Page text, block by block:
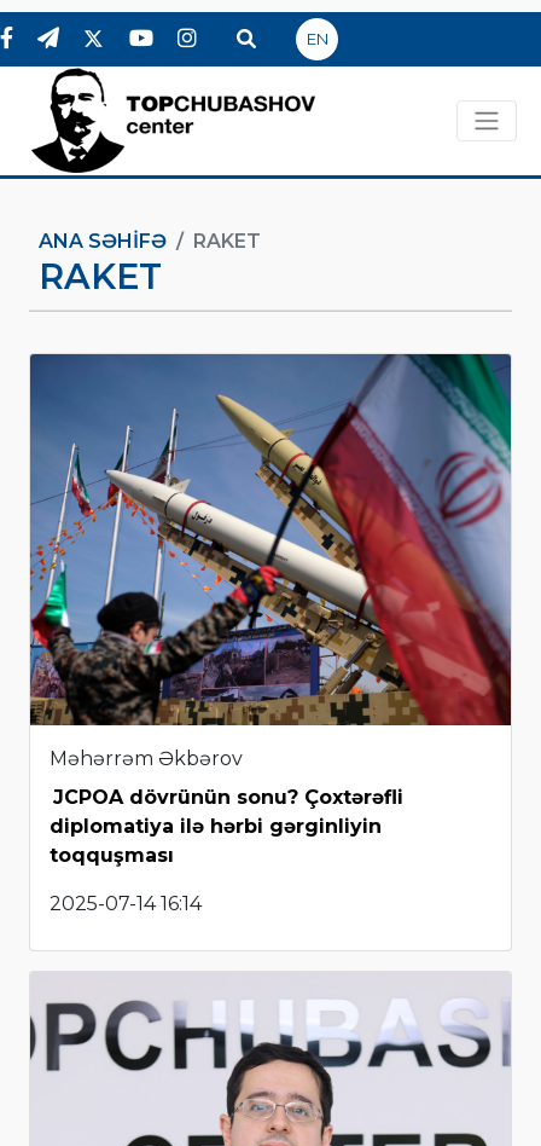
EN
ANA SƏHIFƏ RAKET
RAKET
Məhərrəm Əkbərov
JCPOA dövrünün sonu? Çoxtərəfli
diplomatiya ilə hərbi gərginliyin
toqquşması
2025-07-14 16:14